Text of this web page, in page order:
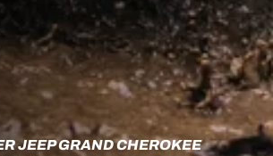
JEEP GRAND CHEROKEE